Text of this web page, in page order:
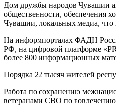
Дом дружбы народов Чувашии
общественности, обеспечения
Чувашии, локальных медиа,
На информпорталах ФАДН
РФ, на цифровой платформе
более 800 информационных
Порядка 22 тысяч жителей
Работа по сохранению
ветеранами СВО по вовлечению